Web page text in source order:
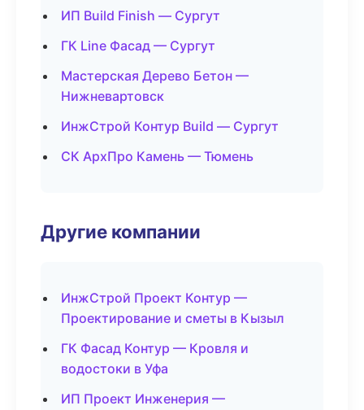
ИП Build Finish — Сургут
ГК Line Фасад — Сургут
Мастерская Дерево Бетон —
Нижневартовск
ИнжСтрой Контур Build — Сургут
СК АрхПро Камень — Тюмень
Другие компании
ИнжСтрой Проект Контур —
Проектирование и сметы в Кызыл
ГК Фасад Контур — Кровля и
водостоки в Уфа
ИП Проект Инженерия —